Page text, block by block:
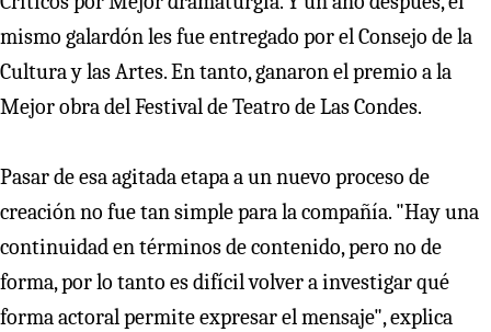
mismo galardón les fue entregado por el Consejo de la
Cultura y las Artes. En tanto, ganaron el premio a la
Mejor obra del Festival de Teatro de Las Condes.
Pasar de esa agitada etapa a un nuevo proceso de
creación no fue tan simple para la compañía. "Hay una
continuidad en términos de contenido, pero no de
forma, por lo tanto es difícil volver a investigar qué
forma actoral permite expresar el mensaje", explica